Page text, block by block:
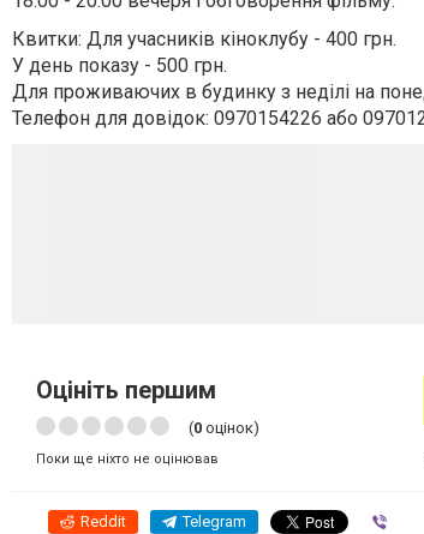
Квитки: Для учасників кіноклубу - 400 грн.
У день показу - 500 грн.
Для проживаючих в будинку з неділі на
Телефон для довідок: 0970154226 або
Оцініть першим
(0 оцінок)
Поки ще ніхто не оцінював
Reddit Telegram